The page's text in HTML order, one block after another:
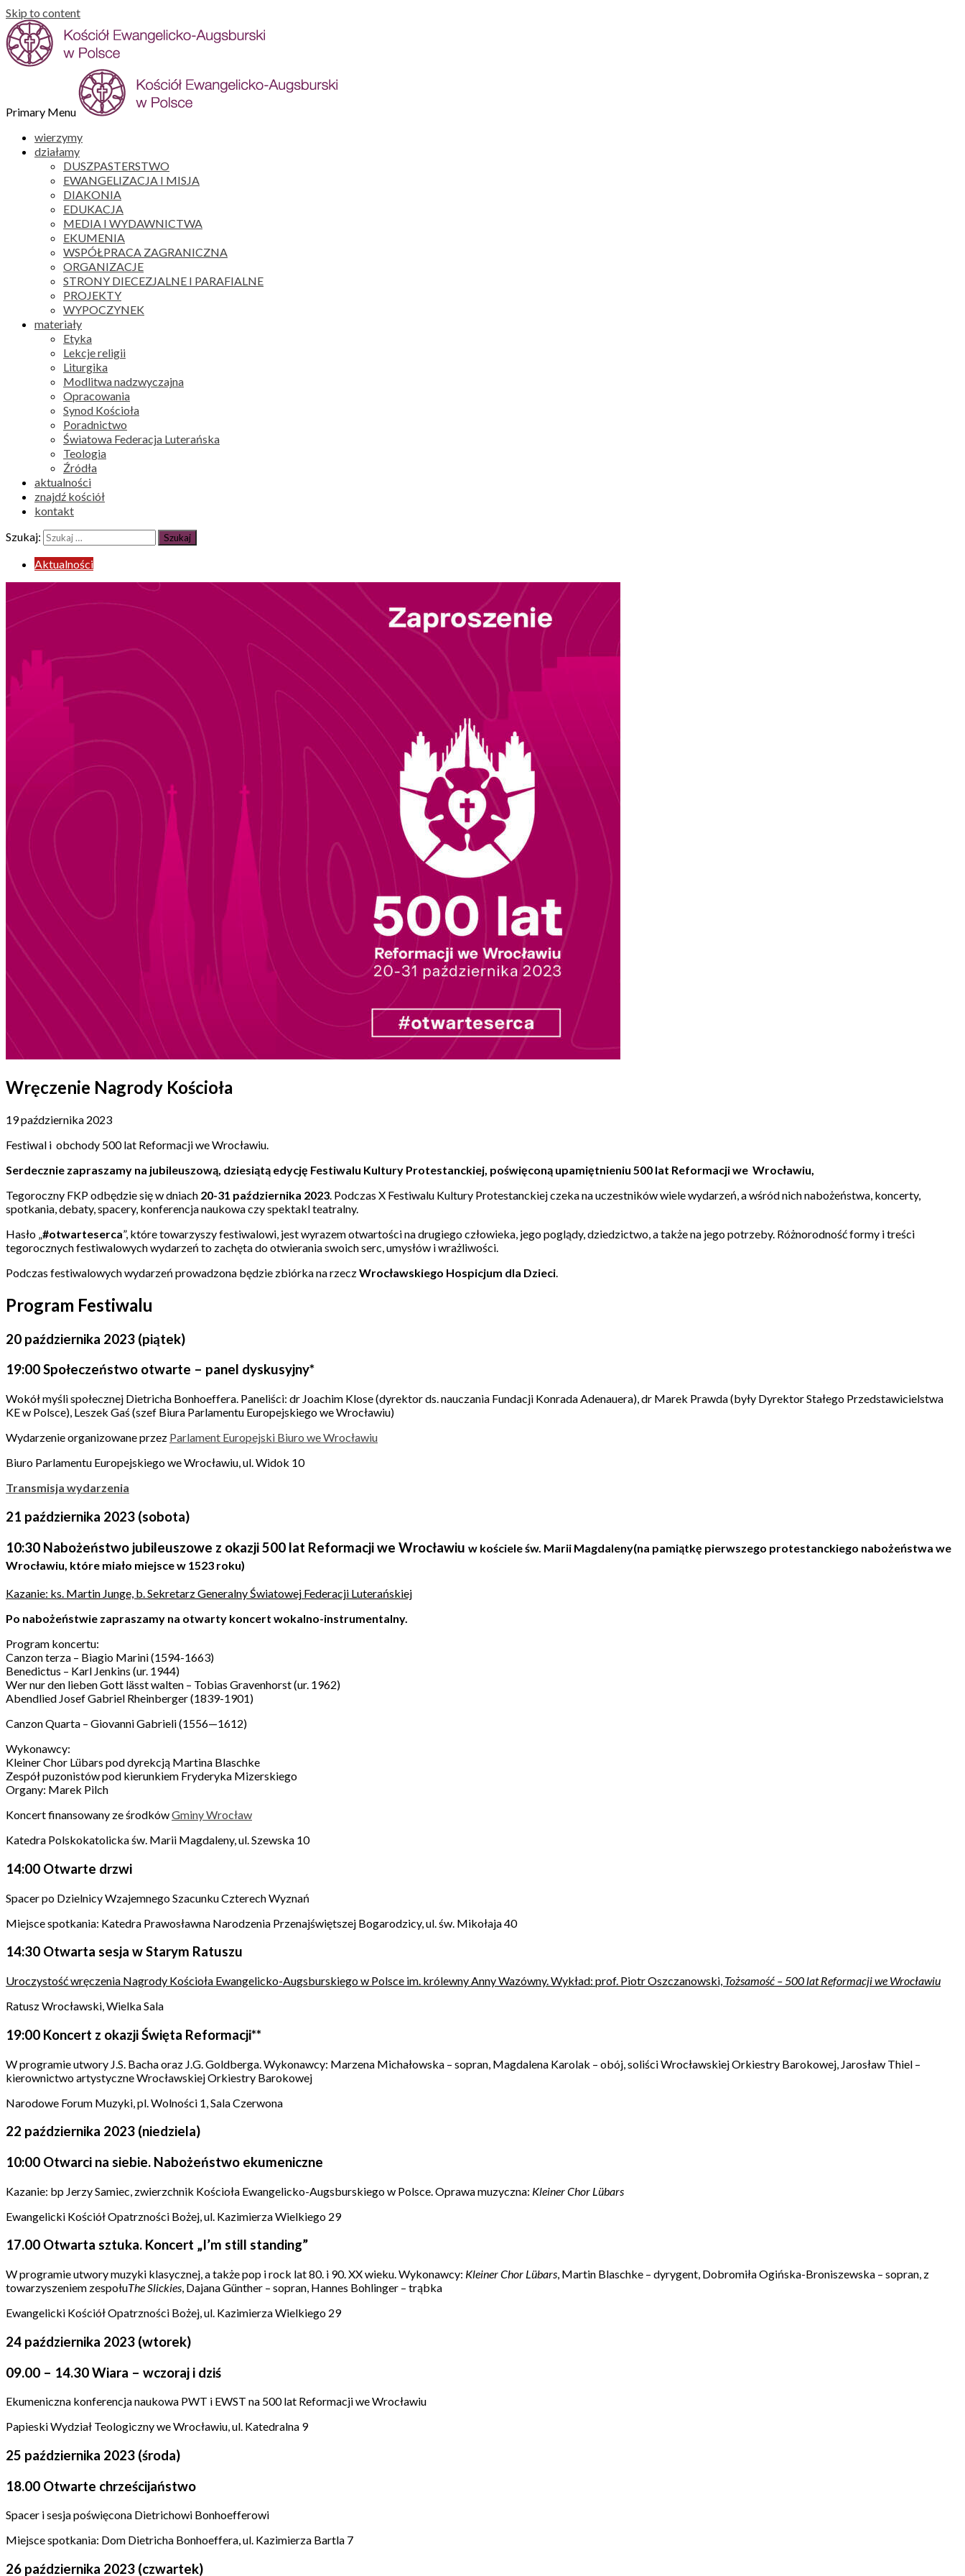
Skip to content
Primary Menu
wierzymy
działamy
DUSZPASTERSTWO
EWANGELIZACJA I MISJA
DIAKONIA
EDUKACJA
MEDIA I WYDAWNICTWA
EKUMENIA
WSPÓŁPRACA ZAGRANICZNA
ORGANIZACJE
STRONY DIECEZJALNE I PARAFIALNE
PROJEKTY
WYPOCZYNEK
materiały
Etyka
Lekcje religii
Liturgika
Modlitwa nadzwyczajna
Opracowania
Synod Kościoła
Poradnictwo
Światowa Federacja Luterańska
Teologia
Źródła
aktualności
znajdź kościół
kontakt
Szukaj:
Aktualności
Wręczenie Nagrody Kościoła
19 października 2023
Festiwal i obchody 500 lat Reformacji we Wrocławiu.
Serdecznie zapraszamy na jubileuszową, dziesiątą edycję Festiwalu Kultury Protestanckiej, poświęconą upamiętnieniu 500 lat Reformacji we Wrocławiu,
Tegoroczny FKP odbędzie się w dniach 20-31 października 2023. Podczas X Festiwalu Kultury Protestanckiej czeka na uczestników wiele wydarzeń, a wśród nich nabożeństwa, koncerty,
spotkania, debaty, spacery, konferencja naukowa czy spektakl teatralny.
Hasło „#otwarteserca”, które towarzyszy festiwalowi, jest wyrazem otwartości na drugiego człowieka, jego poglądy, dziedzictwo, a także na jego potrzeby. Różnorodność formy i treści
tegorocznych festiwalowych wydarzeń to zachęta do otwierania swoich serc, umysłów i wrażliwości.
Podczas festiwalowych wydarzeń prowadzona będzie zbiórka na rzeczWrocławskiego Hospicjum dla Dzieci.
Program Festiwalu
20 października 2023 (piątek)
19:00 Społeczeństwo otwarte – panel dyskusyjny*
Wokół myśli społecznej Dietricha Bonhoeffera. Paneliści: dr Joachim Klose (dyrektor ds. nauczania Fundacji Konrada Adenauera), dr Marek Prawda (były Dyrektor Stałego Przedstawicielstwa
KE w Polsce), Leszek Gaś (szef Biura Parlamentu Europejskiego we Wrocławiu)
Wydarzenie organizowane przez Parlament Europejski Biuro we Wrocławiu
Biuro Parlamentu Europejskiego we Wrocławiu, ul. Widok 10
Transmisja wydarzenia
21 października 2023 (sobota)
10:30 Nabożeństwo jubileuszowe z okazji 500 lat Reformacji we Wrocławiu w kościele św. Marii Magdaleny(na pamiątkę pierwszego protestanckiego nabożeństwa we
Wrocławiu, które miało miejsce w 1523 roku)
Kazanie: ks. Martin Junge, b. Sekretarz Generalny Światowej Federacji Luterańskiej
Po nabożeństwie zapraszamy na otwarty koncert wokalno-instrumentalny.
Program koncertu:
Canzon terza – Biagio Marini (1594-1663)
Benedictus – Karl Jenkins (ur. 1944)
Wer nur den lieben Gott lässt walten – Tobias Gravenhorst (ur. 1962)
Abendlied Josef Gabriel Rheinberger (1839-1901)
Canzon Quarta – Giovanni Gabrieli (1556—1612)
Wykonawcy:
Kleiner Chor Lübars pod dyrekcją Martina Blaschke
Zespół puzonistów pod kierunkiem Fryderyka Mizerskiego
Organy: Marek Pilch
Koncert finansowany ze środkówGminy Wrocław
Katedra Polskokatolicka św. Marii Magdaleny, ul. Szewska 10
14:00 Otwarte drzwi
Spacer po Dzielnicy Wzajemnego Szacunku Czterech Wyznań
Miejsce spotkania: Katedra Prawosławna Narodzenia Przenajświętszej Bogarodzicy, ul. św. Mikołaja 40
14:30 Otwarta sesja w Starym Ratuszu
Uroczystość wręczenia Nagrody Kościoła Ewangelicko-Augsburskiego w Polsce im. królewny Anny Wazówny. Wykład: prof. Piotr Oszczanowski, Tożsamość – 500 lat Reformacji we Wrocławiu
Ratusz Wrocławski, Wielka Sala
19:00 Koncert z okazji Święta Reformacji**
W programie utwory J.S. Bacha oraz J.G. Goldberga. Wykonawcy: Marzena Michałowska – sopran, Magdalena Karolak – obój, soliści Wrocławskiej Orkiestry Barokowej, Jarosław Thiel –
kierownictwo artystyczne Wrocławskiej Orkiestry Barokowej
Narodowe Forum Muzyki, pl. Wolności 1, Sala Czerwona
22 października 2023 (niedziela)
10:00 Otwarci na siebie. Nabożeństwo ekumeniczne
Kazanie: bp Jerzy Samiec, zwierzchnik Kościoła Ewangelicko-Augsburskiego w Polsce. Oprawa muzyczna: Kleiner Chor Lübars
Ewangelicki Kościół Opatrzności Bożej, ul. Kazimierza Wielkiego 29
17.00 Otwarta sztuka. Koncert „I’m still standing”
W programie utwory muzyki klasycznej, a także pop i rock lat 80. i 90. XX wieku. Wykonawcy: Kleiner Chor Lübars, Martin Blaschke – dyrygent, Dobromiła Ogińska-Broniszewska – sopran, z
towarzyszeniem zespołuThe Slickies, Dajana Günther – sopran, Hannes Bohlinger – trąbka
Ewangelicki Kościół Opatrzności Bożej, ul. Kazimierza Wielkiego 29
24 października 2023 (wtorek)
09.00 – 14.30 Wiara – wczoraj i dziś
Ekumeniczna konferencja naukowa PWT i EWST na 500 lat Reformacji we Wrocławiu
Papieski Wydział Teologiczny we Wrocławiu, ul. Katedralna 9
25 października 2023 (środa)
18.00 Otwarte chrześcijaństwo
Spacer i sesja poświęcona Dietrichowi Bonhoefferowi
Miejsce spotkania: Dom Dietricha Bonhoeffera, ul. Kazimierza Bartla 7
26 października 2023 (czwartek)